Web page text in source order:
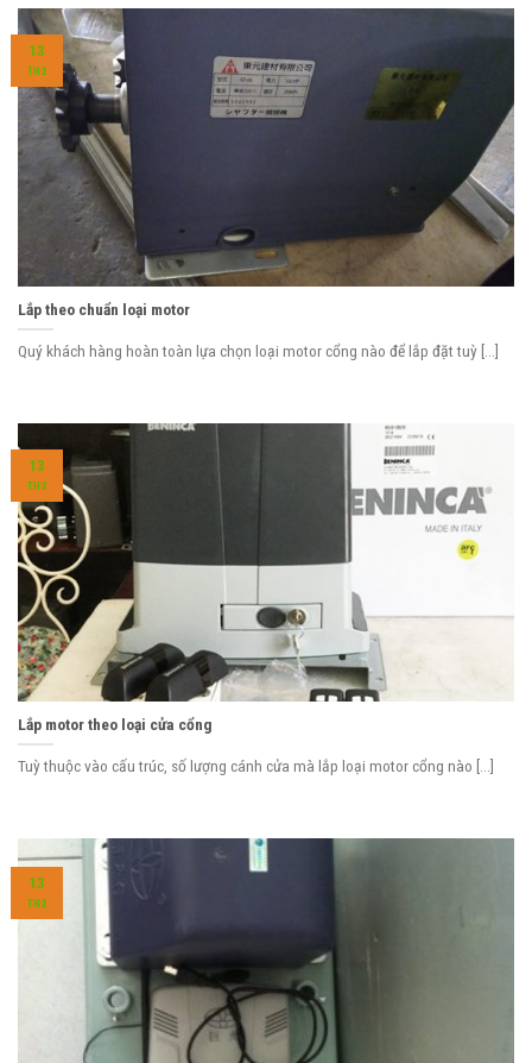
Lắp theo chuẩn loại motor
Quý khách hàng hoàn toàn lựa chọn loại motor cổng nào để lắp đặt tuỳ [...]
13
TH2
Lắp motor theo loại cửa cổng
Tuỳ thuộc vào cấu trúc, số lượng cánh cửa mà lắp loại motor cổng nào [...]
13
TH2
13
TH2